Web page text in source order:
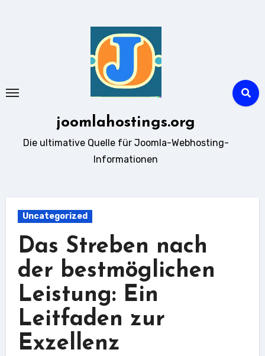
joomlahostings.org
Die ultimative Quelle für Joomla-Webhosting-
Informationen
Uncategorized
Das Streben nach
der bestmöglichen
Leistung: Ein
Leitfaden zur
Exzellenz